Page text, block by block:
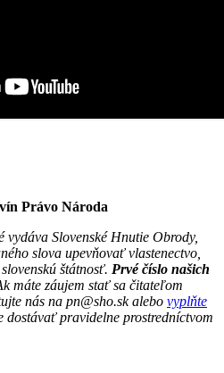
Právo Národa
Slovenské Hnutie Obrody,
slova upevňovať vlastenectvo,
štátnosť. Prvé číslo našich
máte záujem stať sa čitateľom
nás na pn@sho.sk alebo vyplňte
dostávať pravidelne prostredníctvom